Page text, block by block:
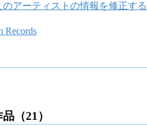
のアーティストの情報を修正する
Records
（21）